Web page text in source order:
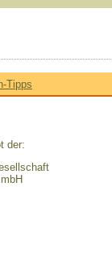
Tipps
der: